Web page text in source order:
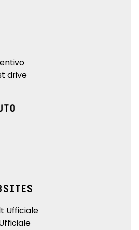
drive
Ufficiale